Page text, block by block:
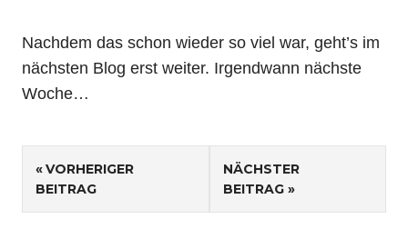
Nachdem das schon wieder so viel war, geht’s im
nächsten Blog erst weiter. Irgendwann nächste
Woche…
Beitragsnavigation
VORHERIGER
BEITRAG
NÄCHSTER
BEITRAG